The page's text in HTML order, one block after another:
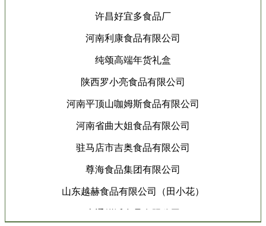
许昌好宜多食品厂
河南利康食品有限公司
纯颂高端年货礼盒
陕西罗小亮食品有限公司
河南平顶山咖姆斯食品有限公司
河南省曲大姐食品有限公司
驻马店市吉奥食品有限公司
尊海食品集团有限公司
山东越赫食品有限公司（田小花）